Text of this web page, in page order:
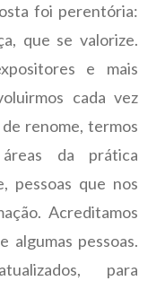
foi perentória:
que se valorize.
e mais
cada vez
renome, termos
da prática
pessoas que nos
Acreditamos
algumas pessoas.
para